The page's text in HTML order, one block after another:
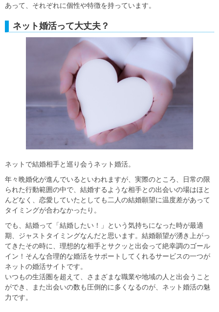
あって、それぞれに個性や特徴を持っています。
ネット婚活って大丈夫？
ネットで結婚相手と巡り会うネット婚活。
年々晩婚化が進んでいるといわれますが、実際のところ、日常の限
られた行動範囲の中で、結婚するような相手との出会いの場はほと
んどなく、恋愛していたとしても二人の結婚願望に温度差があって
タイミングが合わなかったり。
でも、結婚って「結婚したい！」という気持ちになった時が最適
期、ジャストタイミングなんだと思います。結婚願望が湧き上がっ
てきたその時に、理想的な相手とサクッと出会って絶幸調のゴール
イン！そんな合理的な婚活をサポートしてくれるサービスの一つが
ネットの婚活サイトです。
いつもの生活圏を超えて、さまざまな職業や地域の人と出会うこと
ができ、また出会いの数も圧倒的に多くなるのが、ネット婚活の魅
力です。